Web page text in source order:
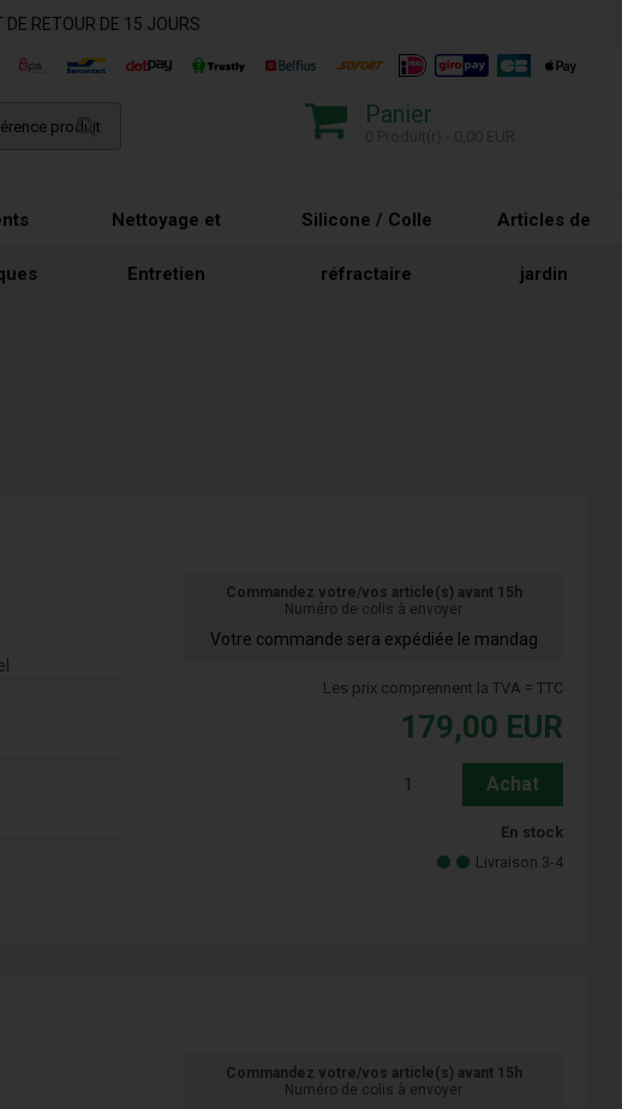
DE RETOUR DE 15 JOURS
Panier
Nettoyage et
Entretien
Silicone / Colle
réfractaire
Articles de
jardin
Commandez votre/vos article(s) avant 15h
Numéro de colis à envoyer
Votre commande sera expédiée le mandag
Les prix comprennent la TVA = TTC
179,00 EUR
Achat
En stock
Livraison 3-4
Commandez votre/vos article(s) avant 15h
Numéro de colis à envoyer